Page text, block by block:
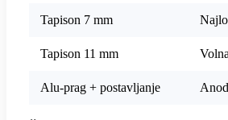
Tapison 7 mm
Tapison 11 mm
Alu-prag + postavljanje